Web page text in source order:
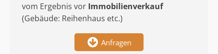
vom Ergebnis vor Immobilienverkauf
(Gebäude: Reihenhaus etc.)
Anfragen